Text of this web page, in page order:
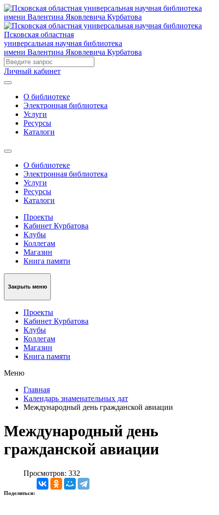
Псковская областная
универсальная научная библиотека
имени Валентина Яковлевича Курбатова
Личный кабинет
О библиотеке
Электронная библиотека
Услуги
Ресурсы
Каталоги
О библиотеке
Электронная библиотека
Услуги
Ресурсы
Каталоги
Проекты
Кабинет Курбатова
Клубы
Коллегам
Магазин
Книга памяти
Закрыть меню
Проекты
Кабинет Курбатова
Клубы
Коллегам
Магазин
Книга памяти
Меню
Главная
Календарь знаменательных дат
Международный день гражданской авиации
Международный день
гражданской авиации
Просмотров: 332
Поделиться: